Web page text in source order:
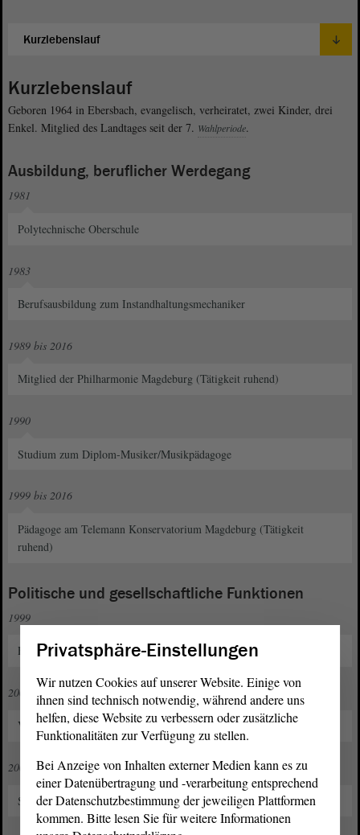
Kurzlebenslauf
Geboren 1964 in Ebersbach, evangelisch, verheiratet, zwei Kinder, drei
Enkel. Mitglied des Landtages seit der 7. Wahlperiode.
Ausbildung, beruflicher Werdegang
1981
Polytechnische Oberschule
1983
Berufsausbildung zum Instandhaltungsmechaniker
1989 bis 2016
Mitglied der Philharmonie Magdeburg (Tätigkeit ruhend)
1990
Studium zum Diplom-Musiker/Musikpädagoge
1999 bis 2016
Pädagoge am Telemann Konservatorium Magdeburg (Tätigkeit
ruhend)
Politische und gesellschaftliche Funktionen
1999
Eintritt in die CDU
2006
Vorsitzender des CDU-Ortsverbandes Südost
2009 bis 2024
Stadtrat in Magdeburg
Privatsphäre-Einstellungen
Wir nutzen Cookies auf unserer Website. Einige von
ihnen sind technisch notwendig, während andere uns
helfen, diese Website zu verbessern oder zusätzliche
Funktionalitäten zur Verfügung zu stellen.
Bei Anzeige von Inhalten externer Medien kann es zu
einer Datenübertragung und -verarbeitung entsprechend
der Datenschutzbestimmung der jeweiligen Plattformen
kommen. Bitte lesen Sie für weitere Informationen